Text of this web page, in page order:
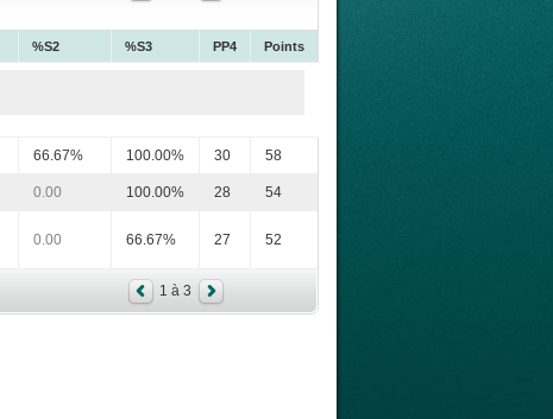
%S2 %S3 PP4 Points
66.67% 100.00% 30 58
0.00 100.00% 28 54
0.00 66.67% 27 52
1 à 3